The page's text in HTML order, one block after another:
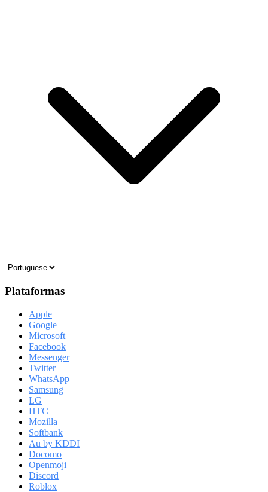
Plataformas
Apple
Google
Microsoft
Facebook
Messenger
Twitter
WhatsApp
Samsung
LG
HTC
Mozilla
Softbank
Au by KDDI
Docomo
Openmoji
Discord
Roblox